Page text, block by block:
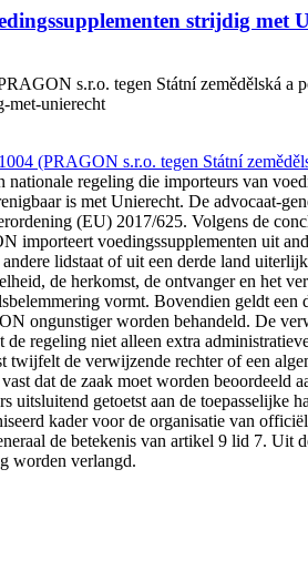
strijdig met
s.r.o. tegen Státní zemědělská a
met-unierecht
(PRAGON s.r.o. tegen Státní
regeling die importeurs van
is met Unierecht. De advocaat-
(EU) 2017/625. Volgens de
importeert voedingssupplementen uit
lidstaat of uit een derde land
de herkomst, de ontvanger en het
vormt. Bovendien geldt
ongunstiger worden behandeld. De
regeling niet alleen extra
twijfelt de verwijzende rechter of een
dat de zaak moet worden
getoetst aan de
kader voor de organisatie van
de betekenis van artikel 9 lid 7.
worden verlangd.